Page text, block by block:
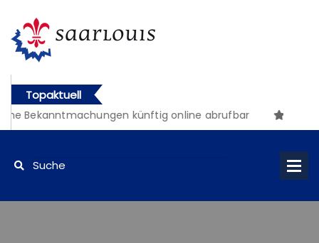
Topaktuell
Bekanntmachungen künftig online abrufbar